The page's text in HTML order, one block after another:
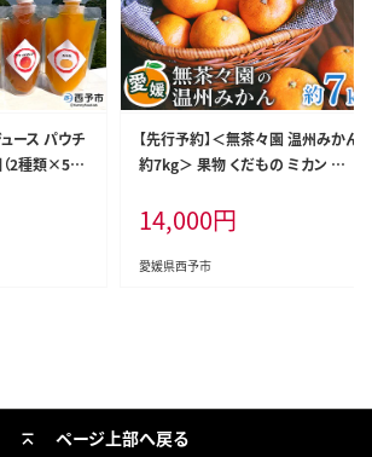
ース パウチ
2種類×5）
果物 くだ
かん 蜜柑
飲料 渡江か
【先行予約】＜無茶々園 温州みかん
約7kg＞ 果物 くだもの ミカン 蜜
選べる内容量 贈り物 ギフト おいし
い 期間限定 季節限定 食べて応援
特産品 愛媛県 西予市 【常温】
14,000円
愛媛県西予市
ページ上部へ戻る